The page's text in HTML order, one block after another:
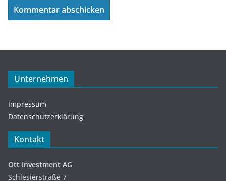
Unternehmen
Impressum
Datenschutzerklärung
Kontakt
Ott Investment AG
Schlesierstraße 7